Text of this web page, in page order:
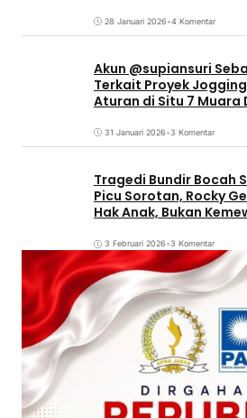
28 Januari 2026•4 Komentar
Akun @supiansuri
Terkait Proyek
Aturan di Situ 7 Muara
31 Januari 2026•3 Komentar
Tragedi Bundir Bocah
Picu Sorotan, Rocky
Hak Anak, Bukan
3 Februari 2026•3 Komentar